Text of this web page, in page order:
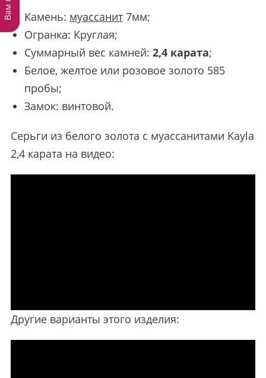
Камень: муассанит7мм;
Огранка: Круглая;
Суммарный вес камней: 2,4 карата;
Белое, желтое или розовое золото 585
пробы;
Замок: винтовой.
Серьги из белого золота с муассанитами Kayla
2,4 карата на видео:
Другие варианты этого изделия: